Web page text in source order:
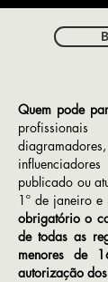
Quem pode
publicado ou
1º de janeiro
obrigatório o
de todas as
menores de
autorização